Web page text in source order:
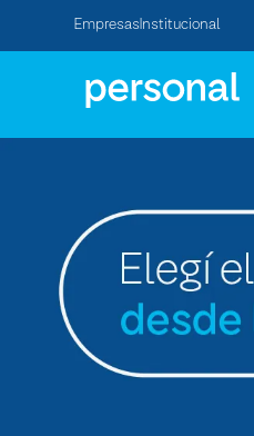
Empresas Institucional